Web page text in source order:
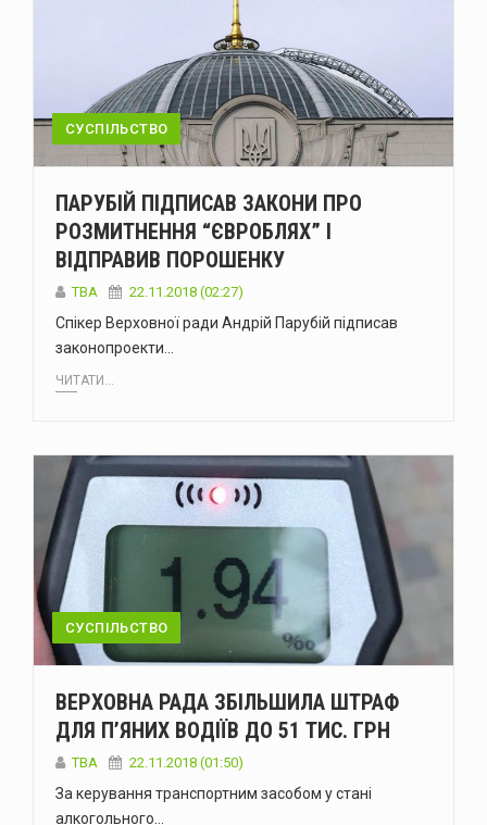
СУСПІЛЬСТВО
ПАРУБІЙ ПІДПИСАВ ЗАКОНИ ПРО
РОЗМИТНЕННЯ “ЄВРОБЛЯХ” І
ВІДПРАВИВ ПОРОШЕНКУ
TBA 22.11.2018 (02:27)
Спікер Верховної ради Андрій Парубій підписав
законопроекти…
ЧИТАТИ...
СУСПІЛЬСТВО
ВЕРХОВНА РАДА ЗБІЛЬШИЛА ШТРАФ
ДЛЯ П’ЯНИХ ВОДІЇВ ДО 51 ТИС. ГРН
TBA 22.11.2018 (01:50)
За керування транспортним засобом у стані
алкогольного…